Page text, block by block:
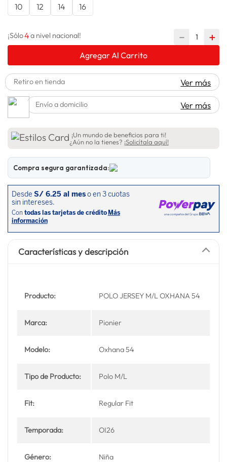
10. lavadora
10 12 14 16
¡Sólo4a nivel nacional! ＋
－
Agregar Al Carrito
Retiro en tienda Ver más
Envío a domicilio Ver más
¡Un mundo de beneficios para ti!
¿Aún no la tienes? ¡Solicítala aquí!
Compra segura garantizada:
Características y descripción
Producto: POLO JERSEY M/L OXHANA 54
Marca: Pionier
Modelo: Oxhana 54
Tipo de Producto: Polo M/L
Fit: Regular Fit
Temporada: OI26
Género: Niña